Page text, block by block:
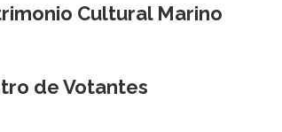
Cultural Marino
de Votantes